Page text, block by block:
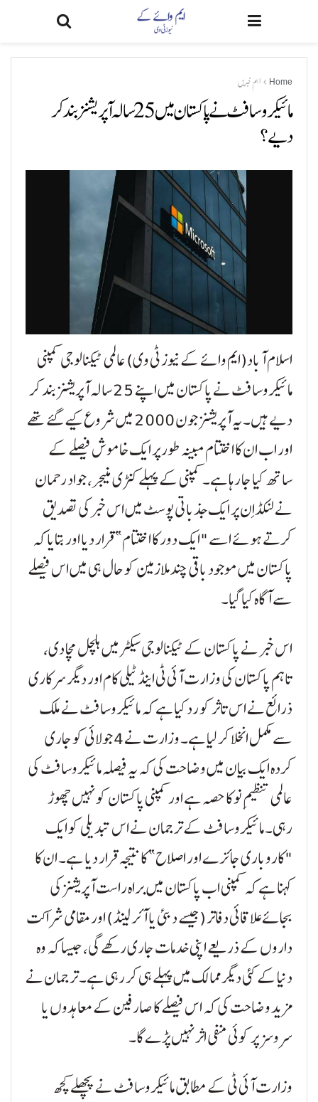
Home اہم خبریں
مائیکروسافٹ نے پاکستان میں 25 سالہ آپریشنز بند کر
دیے؟
اسلام آباد(ایم وائے کے نیوز ٹی وی) عالمی ٹیکنالوجی کمپنی
مائیکروسافٹ نے پاکستان میں اپنے 25 سالہ آپریشنز بند کر
دیے ہیں۔ یہ آپریشنز جون 2000 میں شروع کیے گئے تھے
اور اب ان کا اختتام مبینہ طور پر ایک خاموش فیصلے کے
ساتھ کیا جا رہا ہے۔ کمپنی کے پہلے کنٹری منیجر، جواد رحمان
نے لنکڈاِن پر ایک جذباتی پوسٹ میں اس خبر کی تصدیق
کرتے ہوئے اسے "ایک دور کا اختتام” قرار دیا اور بتایا کہ
پاکستان میں موجود باقی چند ملازمین کو حال ہی میں اس فیصلے
سے آگاہ کیا گیا۔
اس خبر نے پاکستان کے ٹیکنالوجی سیکٹر میں ہلچل مچا دی،
تاہم پاکستان کی وزارت آئی ٹی اینڈ ٹیلی کام اور دیگر سرکاری
ذرائع نے اس تاثر کو رد کیا ہے کہ مائیکروسافٹ نے ملک
سے مکمل انخلا کر لیا ہے۔ وزارت نے 4 جولائی کو جاری
کردہ ایک بیان میں وضاحت کی کہ یہ فیصلہ مائیکروسافٹ کی
عالمی تنظیمِ نو کا حصہ ہے اور کمپنی پاکستان کو نہیں چھوڑ
رہی۔ مائیکروسافٹ کے ترجمان نے اس تبدیلی کو ایک
"کاروباری جائزے اور اصلاح” کا نتیجہ قرار دیا ہے۔ ان کا
کہنا ہے کہ کمپنی اب پاکستان میں براہ راست آپریشنز کی
بجائے علاقائی دفاتر (جیسے دبئی یا آئرلینڈ) اور مقامی شراکت
داروں کے ذریعے اپنی خدمات جاری رکھے گی، جیسا کہ وہ
دنیا کے کئی دیگر ممالک میں پہلے ہی کر رہی ہے۔ ترجمان نے
مزید وضاحت کی کہ اس فیصلے کا صارفین کے معاہدوں یا
سروسز پر کوئی منفی اثر نہیں پڑے گا۔
وزارت آئی ٹی کے مطابق مائیکروسافٹ نے پچھلے کچھ